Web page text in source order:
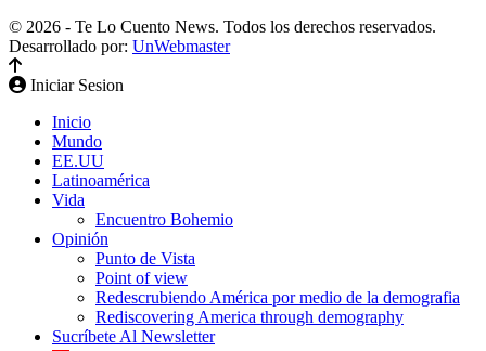
© 2026 - Te Lo Cuento News. Todos los derechos reservados.
Desarrollado por: UnWebmaster
Iniciar Sesion
Inicio
Mundo
EE.UU
Latinoamérica
Vida
Encuentro Bohemio
Opinión
Punto de Vista
Point of view
Redescrubiendo América por medio de la demografia
Rediscovering America through demography
Sucríbete Al Newsletter